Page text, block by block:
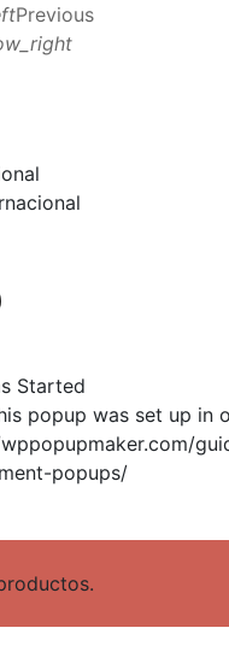
Previous
Started
popup was set up in
popups/